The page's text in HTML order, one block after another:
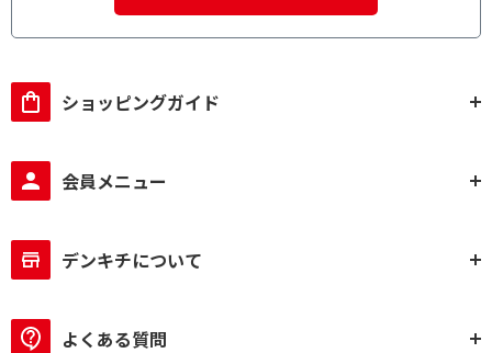
ショッピングガイド
会員メニュー
デンキチについて
よくある質問